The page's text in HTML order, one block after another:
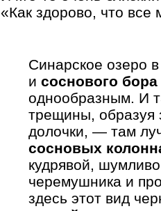
«Как здорово, что все
Синарское озеро
и соснового бора
однообразным. И
трещины, образуя
долочки, — там
сосновых
кудрявой,
черемушника и
здесь этот вид